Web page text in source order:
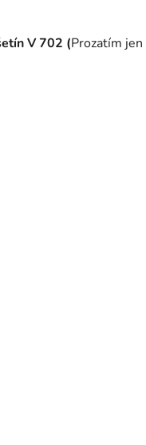
V 702 (Prozatím jen